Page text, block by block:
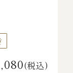
(税込)